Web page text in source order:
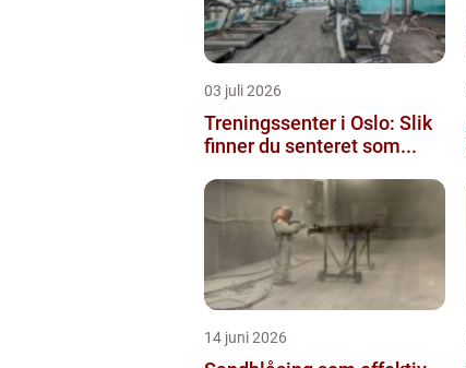
03 juli 2026
Treningssenter i Oslo: Slik
finner du senteret som...
14 juni 2026